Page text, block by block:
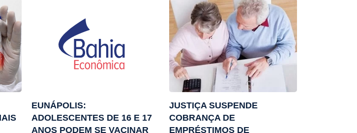
EUNÁPOLIS:
ADOLESCENTES DE 16 E 17
ANOS PODEM SE VACINAR
JUSTIÇA SUSPENDE
COBRANÇA DE
EMPRÉSTIMOS DE